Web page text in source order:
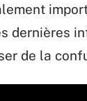
dernières
de la